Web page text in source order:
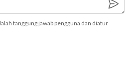
tanggung jawab pengguna dan diatur